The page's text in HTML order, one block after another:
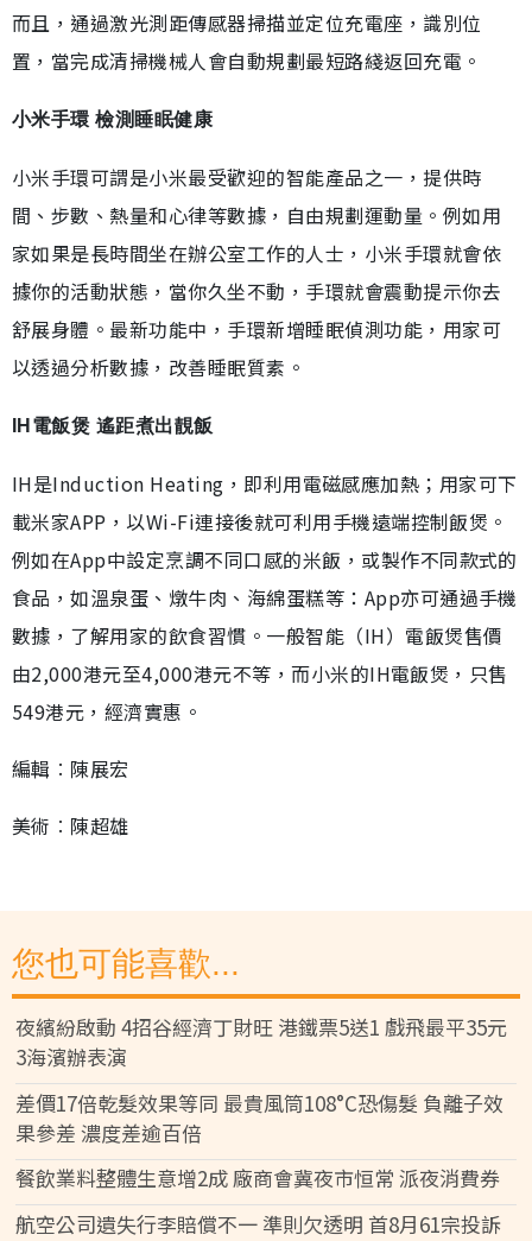
而且，通過激光測距傳感器掃描並定位充電座，識別位
置，當完成清掃機械人會自動規劃最短路綫返回充電。
小米手環 檢測睡眠健康
小米手環可謂是小米最受歡迎的智能產品之一，提供時
間、步數、熱量和心律等數據，自由規劃運動量。例如用
家如果是長時間坐在辦公室工作的人士，小米手環就會依
據你的活動狀態，當你久坐不動，手環就會震動提示你去
舒展身體。最新功能中，手環新增睡眠偵測功能，用家可
以透過分析數據，改善睡眠質素。
IH電飯煲 遙距煮出靚飯
IH是Induction Heating，即利用電磁感應加熱；用家可下
載米家APP，以Wi-Fi連接後就可利用手機遠端控制飯煲。
例如在App中設定烹調不同口感的米飯，或製作不同款式的
食品，如溫泉蛋、燉牛肉、海綿蛋糕等：App亦可通過手機
數據，了解用家的飲食習慣。一般智能（IH）電飯煲售價
由2,000港元至4,000港元不等，而小米的IH電飯煲，只售
549港元，經濟實惠。
編輯︰陳展宏
美術︰陳超雄
您也可能喜歡...
夜繽紛啟動 4招谷經濟丁財旺 港鐵票5送1 戲飛最平35元
3海濱辦表演
差價17倍乾髮效果等同 最貴風筒108°C恐傷髮 負離子效
果參差 濃度差逾百倍
餐飲業料整體生意增2成 廠商會冀夜市恒常 派夜消費券
航空公司遺失行李賠償不一 準則欠透明 首8月61宗投訴